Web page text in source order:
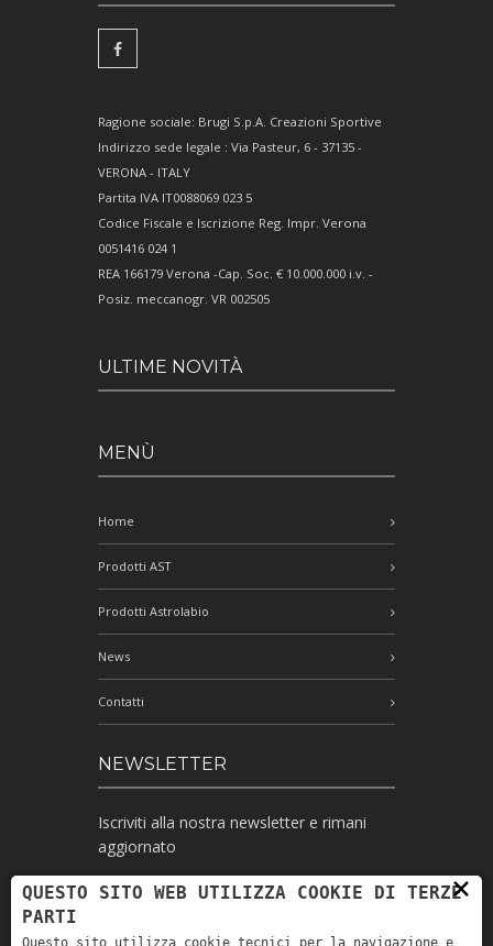
Ragione sociale: Brugi S.p.A. Creazioni Sportive
Indirizzo sede legale : Via Pasteur, 6 - 37135 -
VERONA - ITALY
Partita IVA IT0088069 023 5
Codice Fiscale e Iscrizione Reg. Impr. Verona
0051416 024 1
REA 166179 Verona -Cap. Soc. € 10.000.000 i.v. -
Posiz. meccanogr. VR 002505
ULTIME NOVITÀ
MENÙ
Home
Prodotti AST
Prodotti Astrolabio
News
Contatti
NEWSLETTER
Iscriviti alla nostra newsletter e rimani
aggiornato
Ho letto l'informativa e autorizzo il
×
QUESTO SITO WEB UTILIZZA COOKIE DI TERZE
PARTI
Questo sito utilizza cookie tecnici per la navigazione e